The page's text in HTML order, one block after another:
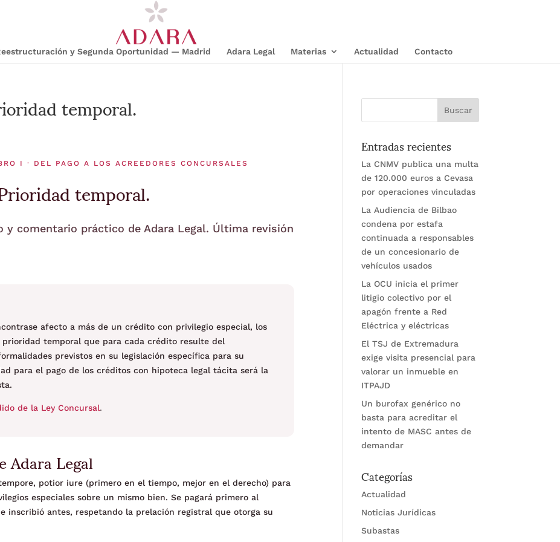
y Segunda Oportunidad — Madrid Adara Legal Materias Actualidad Contacto
temporal.
I · DEL PAGO A LOS ACREEDORES CONCURSALES
temporal.
y comentario práctico de Adara Legal. Última revisión
afecto a más de un crédito con privilegio especial, los
prioridad temporal que para cada crédito resulte del
previstos en su legislación específica para su
para el pago de los créditos con hipoteca legal tácita será la
de la Ley Concursal.
Legal
potior iure (primero en el tiempo, mejor en el derecho) para
especiales sobre un mismo bien. Se pagará primero al
inscribió antes, respetando la prelación registral que otorga su
Entradas recientes
La CNMV publica una multa
de 120.000 euros a Cevasa
por operaciones vinculadas
La Audiencia de Bilbao
condena por estafa
continuada a responsables
de un concesionario de
vehículos usados
La OCU inicia el primer
litigio colectivo por el
apagón frente a Red
Eléctrica y eléctricas
El TSJ de Extremadura
exige visita presencial para
valorar un inmueble en
ITPAJD
Un burofax genérico no
basta para acreditar el
intento de MASC antes de
demandar
Categorías
Actualidad
Noticias Jurídicas
Subastas